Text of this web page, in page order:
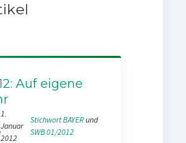
Auf eigene
1.
Januar
2012
Stichwort BAYER
und
SWB 01/2012